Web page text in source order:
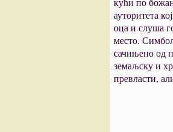
ауторитета
оца и слуша
место.
сачињено од
земаљску и
превласти,
(из